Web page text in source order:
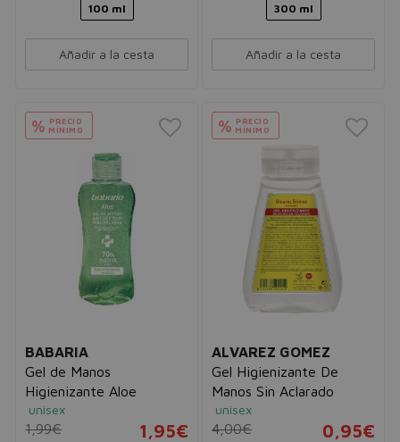
100 ml
Añadir a la cesta
300 ml
Añadir a la cesta
% PRECIO
MÍNIMO
BABARIA
Gel de Manos
Higienizante Aloe
unisex
1,99€ 1,95€
% PRECIO
MÍNIMO
ALVAREZ GOMEZ
Gel Higienizante De
Manos Sin Aclarado
unisex
4,00€ 0,95€